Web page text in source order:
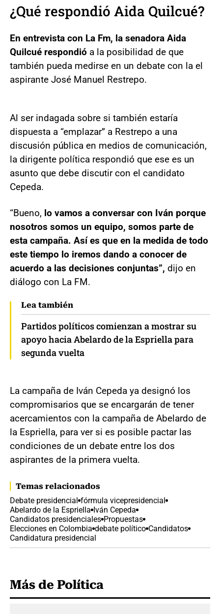
¿Qué respondió Aida Quilcué?
En entrevista con La Fm, la senadora Aida
Quilcué respondió a la posibilidad de que
también pueda medirse en un debate con la el
aspirante José Manuel Restrepo.
Al ser indagada sobre si también estaría
dispuesta a “emplazar” a Restrepo a una
discusión pública en medios de comunicación,
la dirigente política respondió que ese es un
asunto que debe discutir con el candidato
Cepeda.
“Bueno, lo vamos a conversar con Iván porque
nosotros somos un equipo, somos parte de
esta campaña. Así es que en la medida de todo
este tiempo lo iremos dando a conocer de
acuerdo a las decisiones conjuntas”, dijo en
diálogo con La FM.
Lea también
Partidos políticos comienzan a mostrar su
apoyo hacia Abelardo de la Espriella para
segunda vuelta
La campaña de Iván Cepeda ya designó los
compromisarios que se encargarán de tener
acercamientos con la campaña de Abelardo de
la Espriella, para ver si es posible pactar las
condiciones de un debate entre los dos
aspirantes de la primera vuelta.
Temas relacionados
Debate presidencial fórmula vicepresidencial
Abelardo de la Espriella Iván Cepeda
Candidatos presidenciales Propuestas
Elecciones en Colombia debate político Candidatos
Candidatura presidencial
Más de Política